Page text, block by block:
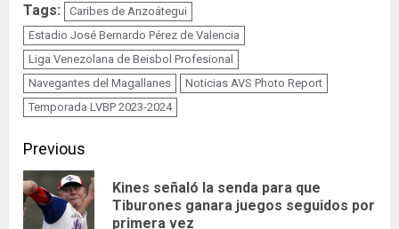
Tags:
Caribes de Anzoátegui
Estadio José Bernardo Pérez de Valencia
Liga Venezolana de Beisbol Profesional
Navegantes del Magallanes
Noticias AVS Photo Report
Temporada LVBP 2023-2024
Continue
Reading
Previous
Kines señaló la senda para que
Tiburones ganara juegos seguidos por
primera vez